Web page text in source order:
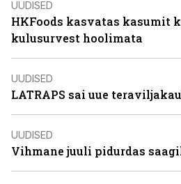
UUDISED
HKFoods kasvatas kasumit
kulusurvest hoolimata
UUDISED
LATRAPS sai uue
UUDISED
Vihmane juuli pidurdas